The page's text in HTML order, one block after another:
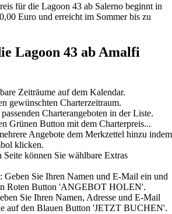
für die Lagoon 43 ab Salerno beginnt in
Euro und erreicht im Sommer bis zu
Lagoon 43 ab Amalfi
Zeiträume auf dem Kalendar.
gewünschten Charterzeitraum.
Charterangeboten in der Liste.
Grünen Button mit dem Charterpreis...
Angebote dem Merkzettel hinzu indem
klicken.
können Sie wählbare Extras
Geben Sie Ihren Namen und E-Mail ein und
Roten Button 'ANGEBOT HOLEN'.
Sie Ihren Namen, Adresse und E-Mail
auf den Blauen Button 'JETZT BUCHEN'.